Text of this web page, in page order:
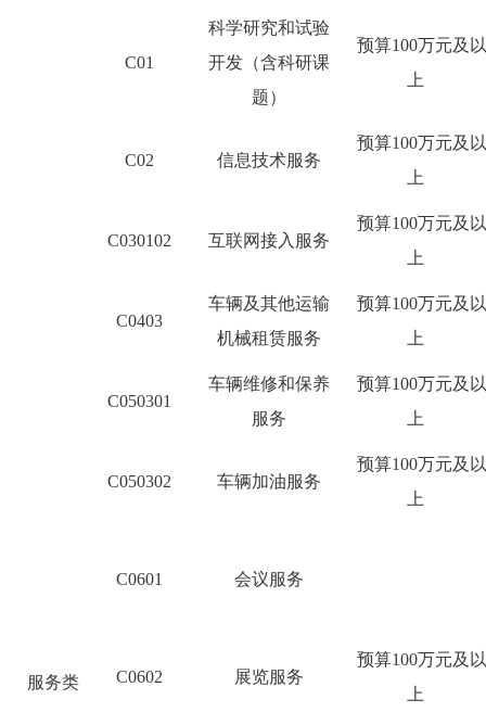
服务类
C01
科学研究和试验
开发（含科研课
题）
预算100万元及以
上
C02 信息技术服务
预算100万元及以
上
C030102 互联网接入服务
预算100万元及以
上
C0403
车辆及其他运输
机械租赁服务
预算100万元及以
上
C050301
车辆维修和保养
服务
预算100万元及以
上
C050302 车辆加油服务
预算100万元及以
上
C0601 会议服务
C0602 展览服务
预算100万元及以
上